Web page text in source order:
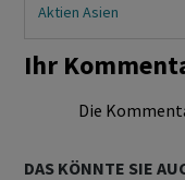
Aktien Asien
Ihr
Die
DAS KÖNNTE SIE